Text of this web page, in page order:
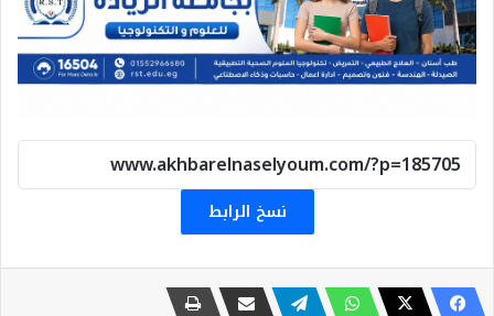
نسخ الرابط